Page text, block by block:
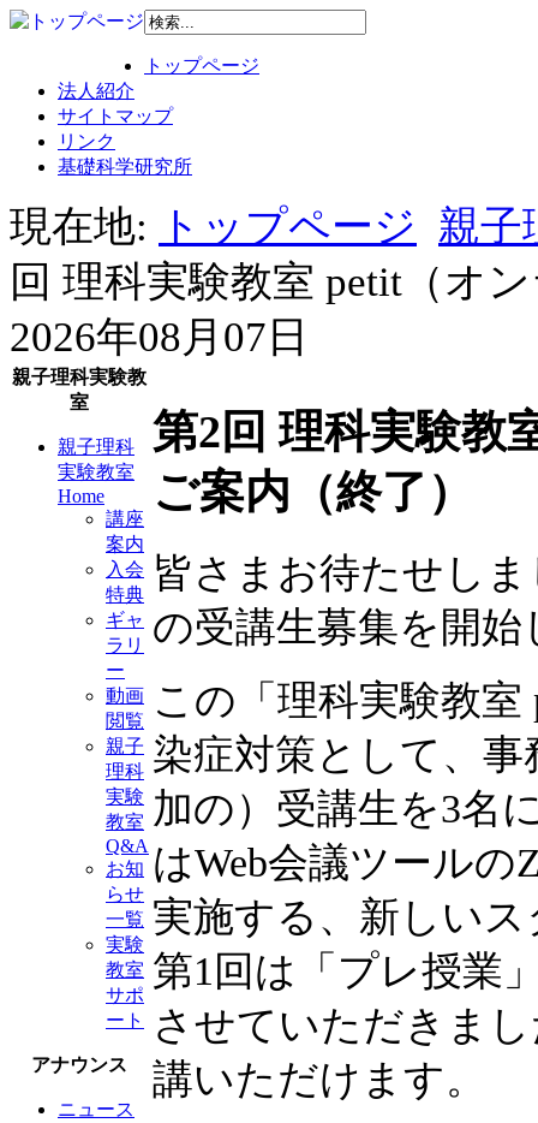
トップページ
法人紹介
サイトマップ
リンク
基礎科学研究所
現在地: トップページ 親子
回 理科実験教室 petit（オ
2026年08月07日
親子理科実験教
室
親子理科
実験教室
Home
講座
案内
入会
特典
ギャ
ラリ
ー
動画
閲覧
親子
理科
実験
教室
Q&A
お知
らせ
一覧
実験
教室
サポ
ート
アナウンス
ニュース
第2回 理科実験教
ご案内（終了）
皆さまお待たせし
の受講生募集を開始
この「理科実験教
染症対策として、
加の）受講生を3名
はWeb会議ツール
実施する、新しい
第1回は「プレ授業
させていただきま
講いただけます。